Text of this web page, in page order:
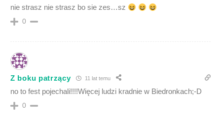
nie strasz nie strasz bo sie zes…sz
0
Z boku patrzący 11 lat temu
no to fest pojechali!!!!Więcej ludzi kradnie w Biedronkach;-D
0